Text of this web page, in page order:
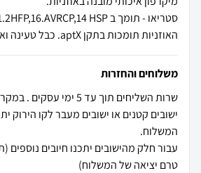
האוזניות תומכות בתקן aptX. כבל טעינה ואוקס כלולים באריזה.
משלוחים והחזרות
שרות השליחים תוך עד 5
ישובים קטנים או ישובים מעבר לקו הירוק
עבור חלק מהישובים יתכנו חיובים נוספים
טרם יציאה של המשלוח)